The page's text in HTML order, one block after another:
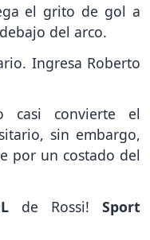
el grito de gol a
del arco.
Ingresa Roberto
casi convierte el
sin embargo,
por un costado del
de Rossi! Sport